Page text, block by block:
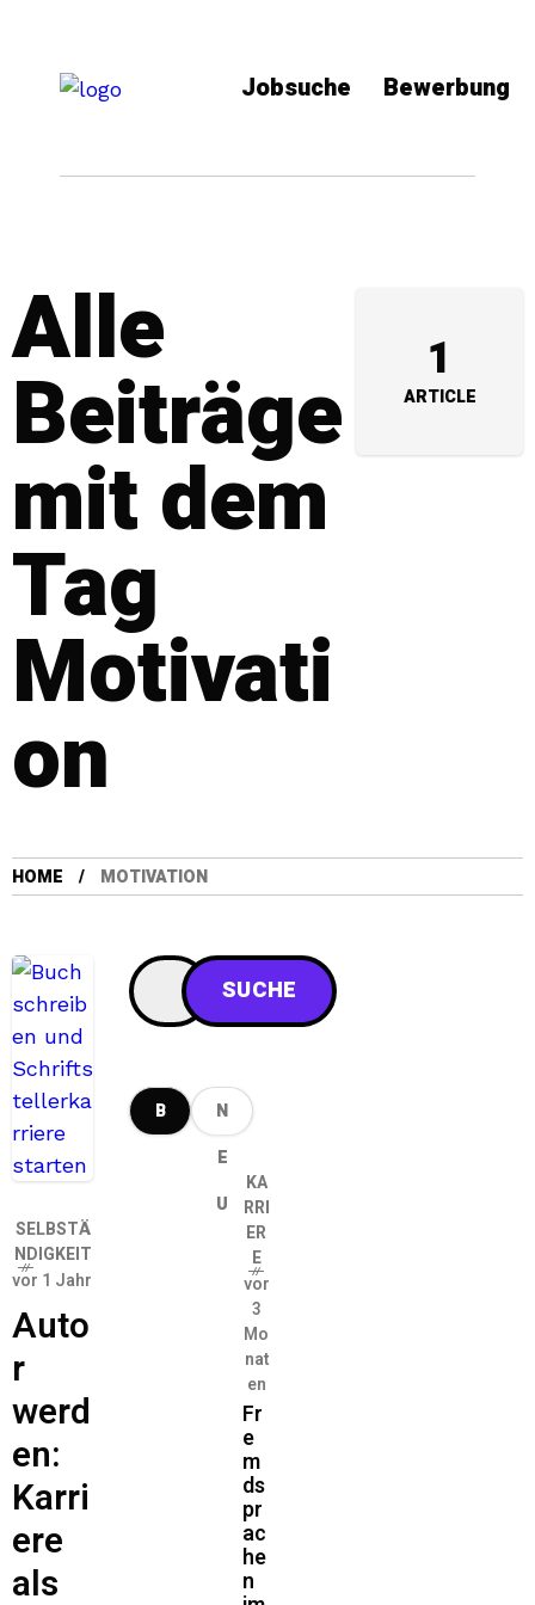
Jobsuche Bewerbung
Alle
Beiträge
mit dem
Tag
Motivati
on
1
ARTICLE
HOME MOTIVATION
SELBSTÄ
NDIGKEIT
vor 1 Jahr
Auto
r
werd
en:
Karri
ere
als
B
N
E
U
KA
RRI
ER
E
vor
3
Mo
nat
en
Fr
e
m
ds
pr
ac
he
n